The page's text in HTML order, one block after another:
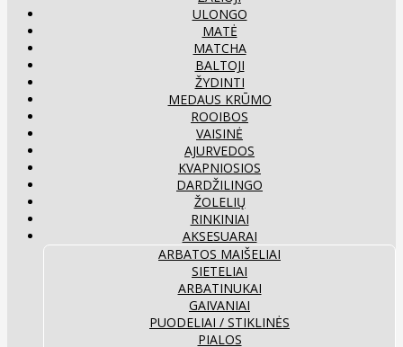
ULONGO
MATĖ
MATCHA
BALTOJI
ŽYDINTI
MEDAUS KRŪMO
ROOIBOS
VAISINĖ
AJURVEDOS
KVAPNIOSIOS
DARDŽILINGO
ŽOLELIŲ
RINKINIAI
AKSESUARAI
ARBATOS MAIŠELIAI
SIETELIAI
ARBATINUKAI
GAIVANIAI
PUODELIAI / STIKLINĖS
PIALOS